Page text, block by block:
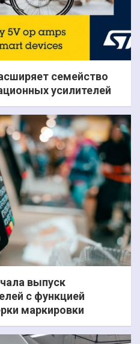
семейство
усилителей
выпуск
с функцией
маркировки